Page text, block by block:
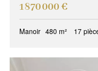
1 870 000 €
Manoir 480 m² 17